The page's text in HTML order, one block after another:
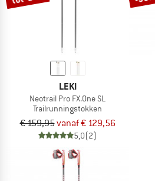
LEKI
Neotrail Pro FX.One SL
Trailrunningstokken
€ 159,95vanaf € 129,56
5,0(2)